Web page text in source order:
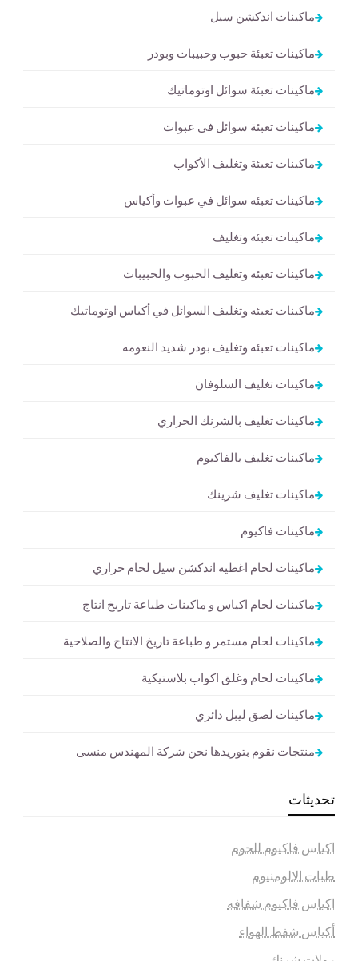
ماكينات اندكشن سيل
ماكينات تعبئة حبوب وحبيبات وبودر
ماكينات تعبئة سوائل اوتوماتيك
ماكينات تعبئة سوائل فى عبوات
ماكينات تعبئة وتغليف الأكواب
ماكينات تعبئه سوائل في عبوات وأكياس
ماكينات تعبئه وتغليف
ماكينات تعبئه وتغليف الحبوب والحبيبات
ماكينات تعبئه وتغليف السوائل في أكياس اوتوماتيك
ماكينات تعبئه وتغليف بودر شديد النعومه
ماكينات تغليف السلوفان
ماكينات تغليف بالشرنك الحراري
ماكينات تغليف بالفاكيوم
ماكينات تغليف شرينك
ماكينات فاكيوم
ماكينات لحام اغطيه اندكشن سيل لحام حراري
ماكينات لحام اكياس و ماكينات طباعة تاريخ انتاج
ماكينات لحام مستمر و طباعة تاريخ الانتاج والصلاحية
ماكينات لحام وغلق اكواب بلاستيكية
ماكينات لصق ليبل دائري
منتجات نقوم بتوريدها نحن شركة المهندس منسى
تحديثات
اكياس فاكيوم للحوم
طبات الالومنيوم
اكياس فاكيوم شفافه
أكياس شفط الهواء